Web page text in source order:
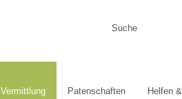
Vermittlung Patenschaften Helfen